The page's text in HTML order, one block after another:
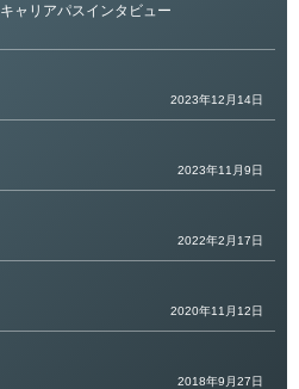
キャリアパスインタビュー
2023年12月14日
2023年11月9日
2022年2月17日
2020年11月12日
2018年9月27日